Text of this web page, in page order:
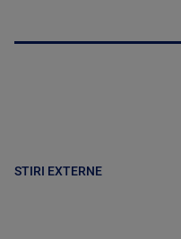
STIRI EXTERNE